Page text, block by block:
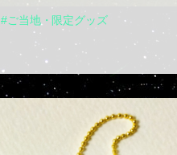
#ご当地・限定グッズ